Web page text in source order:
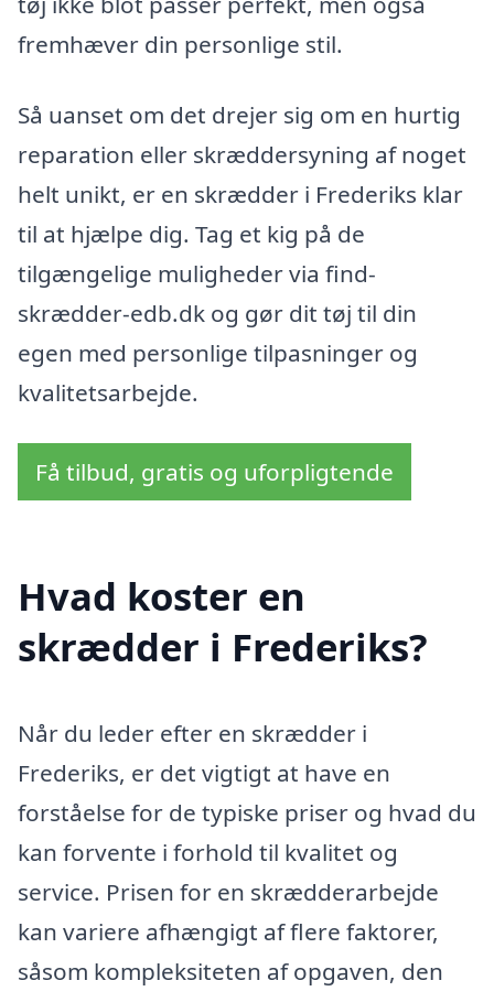
fremhæver din personlige stil.
Så uanset om det drejer sig om en hurtig
reparation eller skræddersyning af noget
helt unikt, er en skrædder i Frederiks klar
til at hjælpe dig. Tag et kig på de
tilgængelige muligheder via find-
skrædder-edb.dk og gør dit tøj til din
egen med personlige tilpasninger og
kvalitetsarbejde.
Få tilbud, gratis og uforpligtende
Hvad koster en
skrædder i Frederiks?
Når du leder efter en skrædder i
Frederiks, er det vigtigt at have en
forståelse for de typiske priser og hvad du
kan forvente i forhold til kvalitet og
service. Prisen for en skrædderarbejde
kan variere afhængigt af flere faktorer,
såsom kompleksiteten af opgaven, den